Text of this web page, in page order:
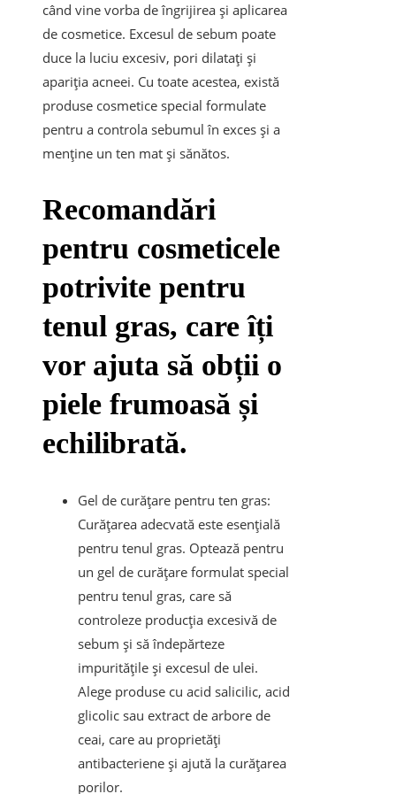
când vine vorba de îngrijirea și aplicarea
de cosmetice. Excesul de sebum poate
duce la luciu excesiv, pori dilatați și
apariția acneei. Cu toate acestea, există
produse cosmetice special formulate
pentru a controla sebumul în exces și a
menține un ten mat și sănătos.
Recomandări
pentru cosmeticele
potrivite pentru
tenul gras, care îți
vor ajuta să obții o
piele frumoasă și
echilibrată.
Gel de curățare pentru ten gras:
Curățarea adecvată este esențială
pentru tenul gras. Optează pentru
un gel de curățare formulat special
pentru tenul gras, care să
controleze producția excesivă de
sebum și să îndepărteze
impuritățile și excesul de ulei.
Alege produse cu acid salicilic, acid
glicolic sau extract de arbore de
ceai, care au proprietăți
antibacteriene și ajută la curățarea
porilor.